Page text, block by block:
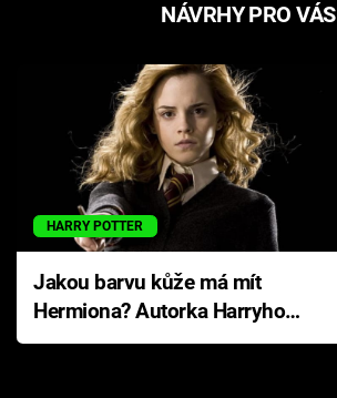
NÁVRHY PRO VÁS
HARRY POTTER
Jakou barvu kůže má mít
Hermiona? Autorka Harryho
Pottera přišla s ráznou